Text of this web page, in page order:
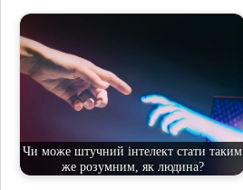
Чи може штучний інтелект стати таким
же розумним, як людина?